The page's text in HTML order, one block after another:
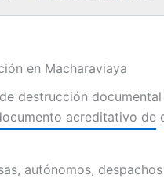
en Macharaviaya
destrucción
acreditativo de
autónomos,